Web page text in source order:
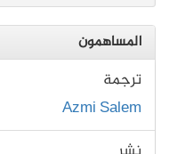
المساهمون
ترجمة
Azmi Salem